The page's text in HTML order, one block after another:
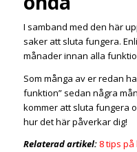
I samband med den här
saker att sluta fungera.
månader innan alla
Som många av er redan
funktion” sedan några
kommer att sluta fungera
hur det här påverkar dig!
Relaterad artikel: 8 tips